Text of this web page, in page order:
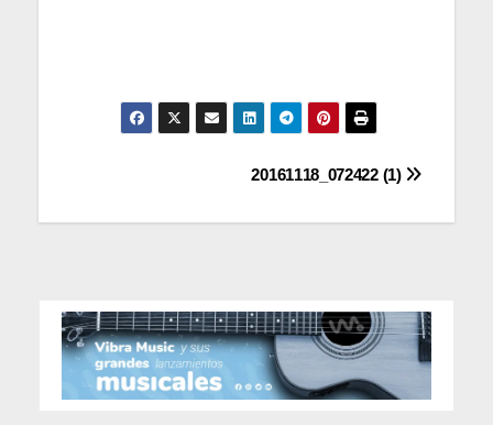
Navegación
de
20161118_072422 (1)